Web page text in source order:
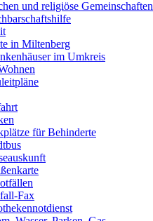
und religiöse Gemeinschaften
in Miltenberg
im Umkreis
für Behinderte
Fax